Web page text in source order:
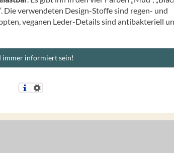
Die verwendeten Design-Stoffe sind regen- und
veganen Leder-Details sind antibakteriell
immer informiert sein!